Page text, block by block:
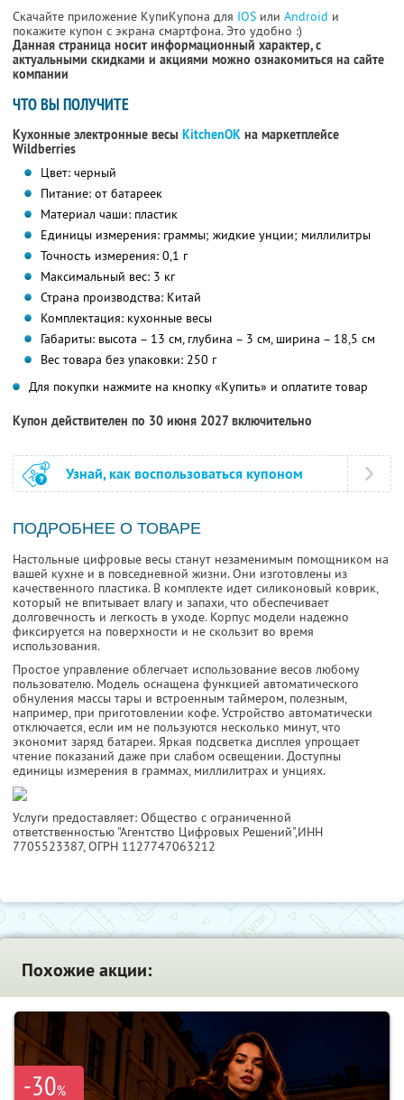
Скачайте приложение КупиКупона для IOS или Android и
покажите купон с экрана смартфона. Это удобно :)
Данная страница носит информационный характер, с
актуальными скидками и акциями можно ознакомиться на сайте
компании
ЧТО ВЫ ПОЛУЧИТЕ
Кухонные электронные весы KitchenOK на маркетплейсе
Wildberries
Цвет: черный
Питание: от батареек
Материал чаши: пластик
Единицы измерения: граммы; жидкие унции; миллилитры
Точность измерения: 0,1 г
Максимальный вес: 3 кг
Страна производства: Китай
Комплектация: кухонные весы
Габариты: высота – 13 см, глубина – 3 см, ширина – 18,5 см
Вес товара без упаковки: 250 г
Для покупки нажмите на кнопку «Купить» и оплатите товар
Купон действителен по 30 июня 2027 включительно
Узнай, как воспользоваться купоном
ПОДРОБНЕЕ О ТОВАРЕ
Настольные цифровые весы станут незаменимым помощником на
вашей кухне и в повседневной жизни. Они изготовлены из
качественного пластика. В комплекте идет силиконовый коврик,
который не впитывает влагу и запахи, что обеспечивает
долговечность и легкость в уходе. Корпус модели надежно
фиксируется на поверхности и не скользит во время
использования.
Простое управление облегчает использование весов любому
пользователю. Модель оснащена функцией автоматического
обнуления массы тары и встроенным таймером, полезным,
например, при приготовлении кофе. Устройство автоматически
отключается, если им не пользуются несколько минут, что
экономит заряд батареи. Яркая подсветка дисплея упрощает
чтение показаний даже при слабом освещении. Доступны
единицы измерения в граммах, миллилитрах и унциях.
Услуги предоставляет: Общество с ограниченной
ответственностью "Агентство Цифровых Решений",ИНН
7705523387, ОГРН 1127747063212
Похожие акции:
-30%